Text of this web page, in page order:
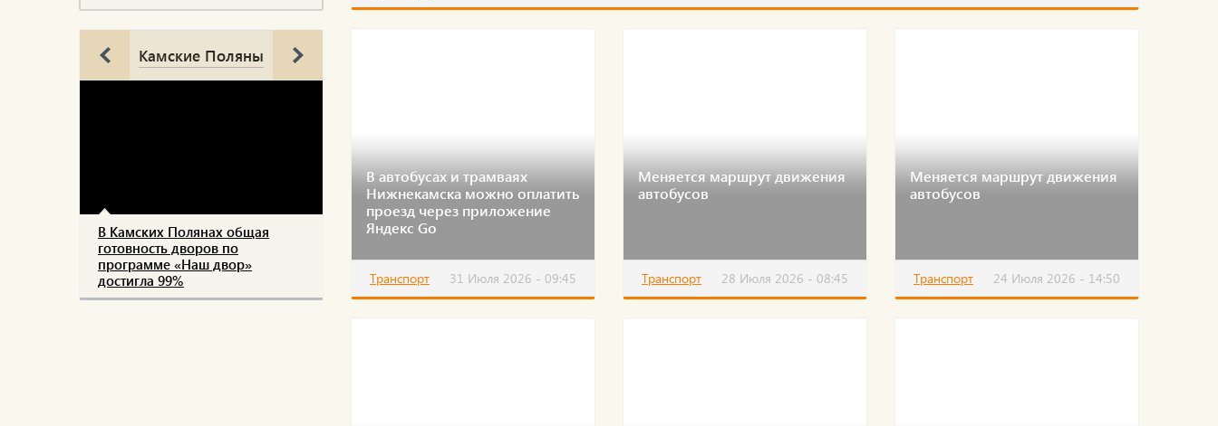
Камские Поляны
В Камских Полянах общая
готовность дворов по
программе «Наш двор»
достигла 99%
В автобусах и трамваях
Нижнекамска можно оплатить
проезд через приложение
Яндекс Go
Транспорт 31 Июля 2026 - 09:45
Меняется маршрут движения
автобусов
Транспорт 28 Июля 2026 - 08:45
Меняется маршрут движения
автобусов
Транспорт 24 Июля 2026 - 14:50